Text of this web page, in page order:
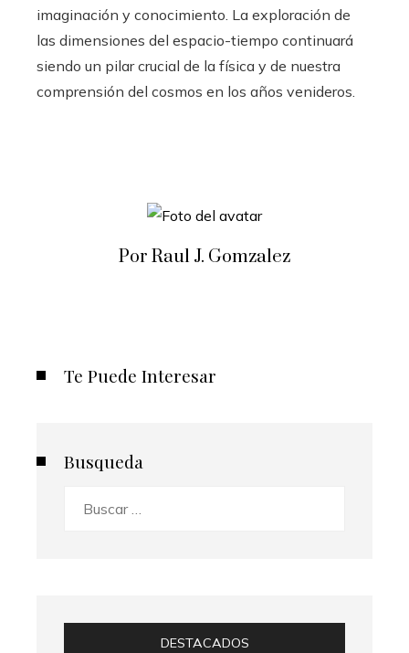
imaginación y conocimiento. La exploración de
las dimensiones del espacio-tiempo continuará
siendo un pilar crucial de la física y de nuestra
comprensión del cosmos en los años venideros.
Por Raul J. Gomzalez
Te Puede Interesar
Busqueda
DESTACADOS